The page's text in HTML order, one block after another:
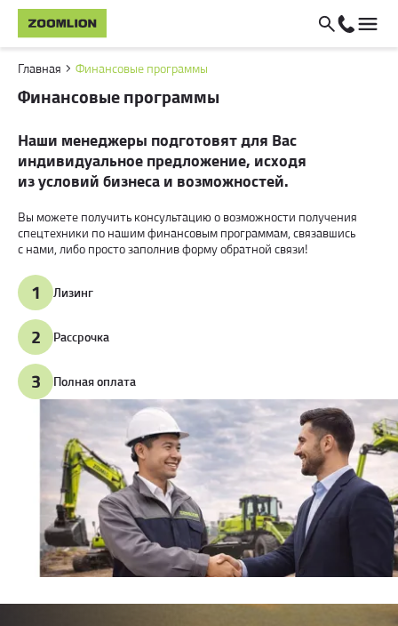
Главная Финансовые программы
Финансовые программы
Наши менеджеры подготовят для Вас
индивидуальное предложение, исходя
из условий бизнеса и возможностей.
Вы можете получить консультацию о возможности получения
спецтехники по нашим финансовым программам, связавшись
с нами, либо просто заполнив форму обратной связи!
1 Лизинг
2 Рассрочка
3 Полная оплата